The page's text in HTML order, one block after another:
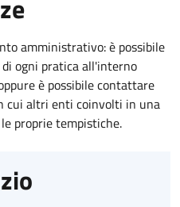
amministrativo: è possibile
ogni pratica all'interno
è possibile contattare
cui altri enti coinvolti in una
proprie tempistiche.